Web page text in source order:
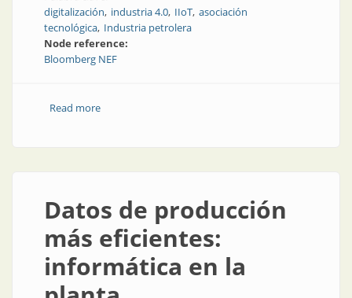
digitalización industria 4.0 IIoT asociación
tecnológica Industria petrolera
Node reference:
Bloomberg NEF
Read moreabout ¿Será la digitalización la mayor ventaja
Datos de producción
más eficientes:
informática en la